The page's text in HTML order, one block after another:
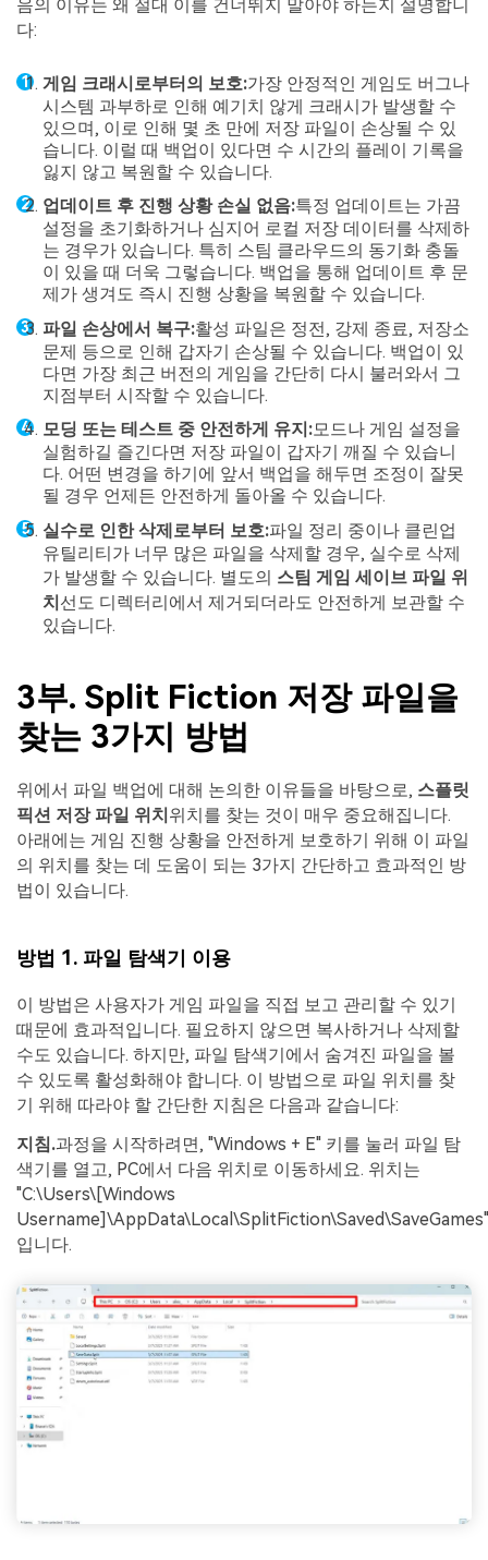
음의 이유는 왜 절대 이를 건너뛰지 말아야 하는지 설명합니
다:
게임 크래시로부터의 보호:가장 안정적인 게임도 버그나
시스템 과부하로 인해 예기치 않게 크래시가 발생할 수
있으며, 이로 인해 몇 초 만에 저장 파일이 손상될 수 있
습니다. 이럴 때 백업이 있다면 수 시간의 플레이 기록을
잃지 않고 복원할 수 있습니다.
업데이트 후 진행 상황 손실 없음:특정 업데이트는 가끔
설정을 초기화하거나 심지어 로컬 저장 데이터를 삭제하
는 경우가 있습니다. 특히 스팀 클라우드의 동기화 충돌
이 있을 때 더욱 그렇습니다. 백업을 통해 업데이트 후 문
제가 생겨도 즉시 진행 상황을 복원할 수 있습니다.
파일 손상에서 복구:활성 파일은 정전, 강제 종료, 저장소
문제 등으로 인해 갑자기 손상될 수 있습니다. 백업이 있
다면 가장 최근 버전의 게임을 간단히 다시 불러와서 그
지점부터 시작할 수 있습니다.
모딩 또는 테스트 중 안전하게 유지:모드나 게임 설정을
실험하길 즐긴다면 저장 파일이 갑자기 깨질 수 있습니
다. 어떤 변경을 하기에 앞서 백업을 해두면 조정이 잘못
될 경우 언제든 안전하게 돌아올 수 있습니다.
실수로 인한 삭제로부터 보호:파일 정리 중이나 클린업
유틸리티가 너무 많은 파일을 삭제할 경우, 실수로 삭제
가 발생할 수 있습니다. 별도의 스팀 게임 세이브 파일 위
치선도 디렉터리에서 제거되더라도 안전하게 보관할 수
있습니다.
3부. Split Fiction 저장 파일을
찾는 3가지 방법
위에서 파일 백업에 대해 논의한 이유들을 바탕으로, 스플릿
픽션 저장 파일 위치 위치를 찾는 것이 매우 중요해집니다.
아래에는 게임 진행 상황을 안전하게 보호하기 위해 이 파일
의 위치를 찾는 데 도움이 되는 3가지 간단하고 효과적인 방
법이 있습니다.
방법 1. 파일 탐색기 이용
이 방법은 사용자가 게임 파일을 직접 보고 관리할 수 있기
때문에 효과적입니다. 필요하지 않으면 복사하거나 삭제할
수도 있습니다. 하지만, 파일 탐색기에서 숨겨진 파일을 볼
수 있도록 활성화해야 합니다. 이 방법으로 파일 위치를 찾
기 위해 따라야 할 간단한 지침은 다음과 같습니다:
지침.과정을 시작하려면, "Windows + E" 키를 눌러 파일 탐
색기를 열고, PC에서 다음 위치로 이동하세요. 위치는
"C:\Users\[Windows
Username]\AppData\Local\SplitFiction\Saved\SaveGames"
입니다.